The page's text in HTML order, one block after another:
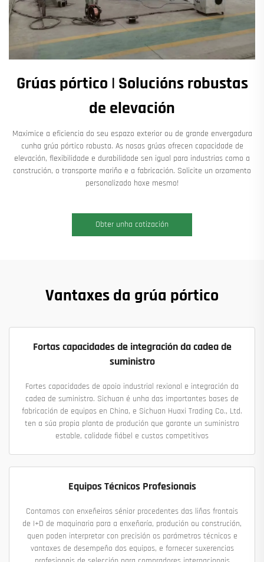
Grúas pórtico | Solucións robustas
de elevación
Maximice a eficiencia do seu espazo exterior ou de grande envergadura
cunha grúa pórtico robusta. As nosas grúas ofrecen capacidade de
elevación, flexibilidade e durabilidade sen igual para industrias como a
construción, o transporte mariño e a fabricación. Solicite un orzamento
personalizado hoxe mesmo!
Obter unha cotización
Vantaxes da grúa pórtico
Fortas capacidades de integración da cadea de
suministro
Fortes capacidades de apoio industrial rexional e integración da
cadea de suministro. Sichuan é unha das importantes bases de
fabricación de equipos en China, e Sichuan Huaxi Trading Co., Ltd.
ten a súa propia planta de produción que garante un suministro
estable, calidade fiábel e custos competitivos
Equipos Técnicos Profesionais
Contamos con enxeñeiros sénior procedentes das liñas frontais
de I+D de maquinaria para a enxeñaría, produción ou construción,
quen poden interpretar con precisión os parámetros técnicos e
vantaxes de desempeño dos equipos, e fornecer suxerencias